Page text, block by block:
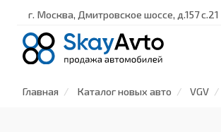
г. Москва, Дмитровское шоссе, д.157 с.21
Главная Каталог новых авто VGV